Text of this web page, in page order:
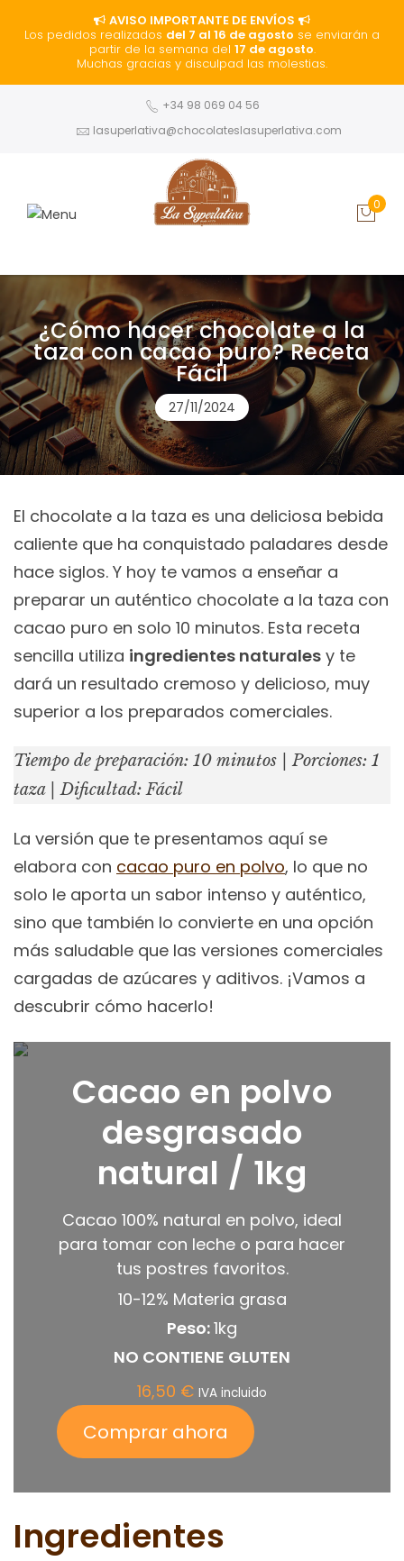
AVISO IMPORTANTE DE ENVÍOS
Los pedidos realizados del 7 al 16 de agosto se enviarán a
partir de la semana del 17 de agosto.
Muchas gracias y disculpad las molestias.
+34 98 069 04 56
lasuperlativa@chocolateslasuperlativa.com
0
¿Cómo hacer chocolate a la
taza con cacao puro? Receta
Fácil
27/11/2024
El chocolate a la taza es una deliciosa bebida
caliente que ha conquistado paladares desde
hace siglos. Y hoy te vamos a enseñar a
preparar un auténtico chocolate a la taza con
cacao puro en solo 10 minutos. Esta receta
sencilla utiliza ingredientes naturales y te
dará un resultado cremoso y delicioso, muy
superior a los preparados comerciales.
Tiempo de preparación: 10 minutos | Porciones: 1
taza | Dificultad: Fácil
La versión que te presentamos aquí se
elabora con cacao puro en polvo, lo que no
solo le aporta un sabor intenso y auténtico,
sino que también lo convierte en una opción
más saludable que las versiones comerciales
cargadas de azúcares y aditivos. ¡Vamos a
descubrir cómo hacerlo!
Cacao en polvo
desgrasado
natural / 1kg
Cacao 100% natural en polvo, ideal
para tomar con leche o para hacer
tus postres favoritos.
10-12% Materia grasa
Peso:1kg
NO CONTIENE GLUTEN
16,50 € IVA incluido
Comprar ahora
Ingredientes